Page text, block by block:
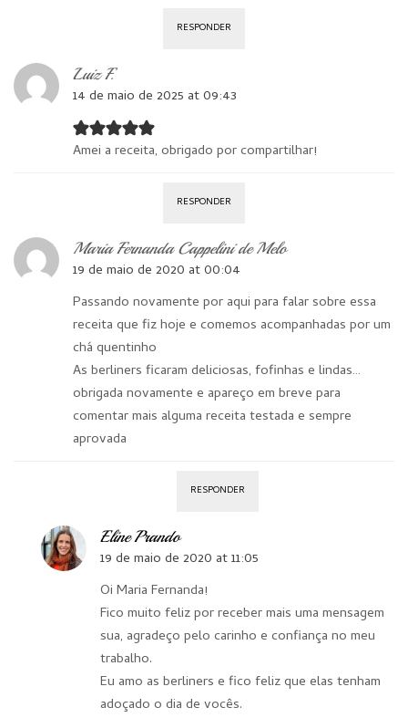
RESPONDER
Luiz F.
14 de maio de 2025 at 09:43
Amei a receita, obrigado por compartilhar!
RESPONDER
Maria Fernanda Cappelini de Melo
19 de maio de 2020 at 00:04
Passando novamente por aqui para falar sobre essa
receita que fiz hoje e comemos acompanhadas por um
chá quentinho
As berliners ficaram deliciosas, fofinhas e lindas…
obrigada novamente e apareço em breve para
comentar mais alguma receita testada e sempre
aprovada
RESPONDER
Eline Prando
19 de maio de 2020 at 11:05
Oi Maria Fernanda!
Fico muito feliz por receber mais uma mensagem
sua, agradeço pelo carinho e confiança no meu
trabalho.
Eu amo as berliners e fico feliz que elas tenham
adoçado o dia de vocês.